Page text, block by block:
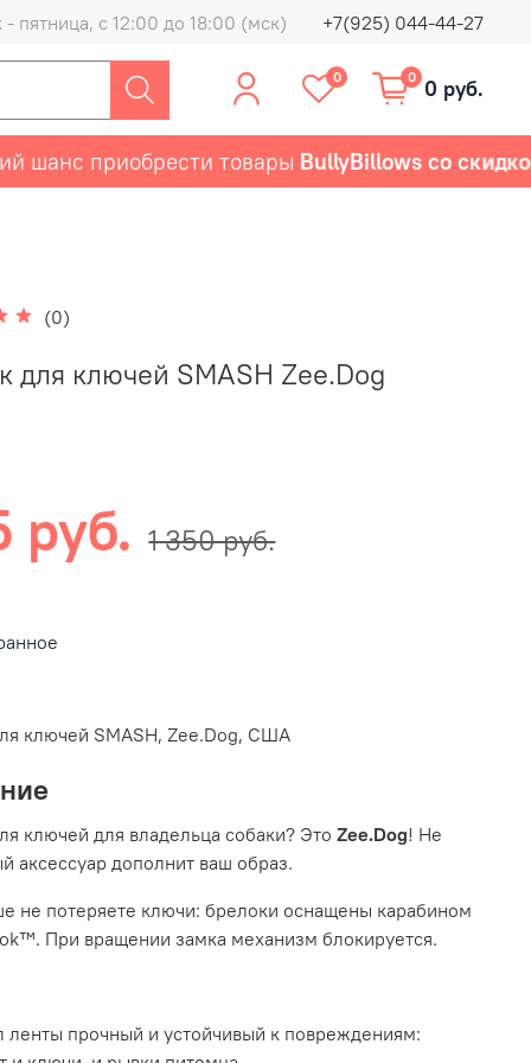
пятница, с 12:00 до 18:00 (мск) +7(925) 044-44-27
0 0 0 руб.
приобрести товарыBullyBillows со скидкой
(0)
для ключей SMASH Zee.Dog
руб. 1 350 руб.
ключей SMASH, Zee.Dog, США
ключей для владельца собаки? ЭтоZee.Dog! Не
аксессуар дополнит ваш образ.
не потеряете ключи: брелоки оснащены карабином
При вращении замка механизм блокируется.
ленты прочный и устойчивый к повреждениям: